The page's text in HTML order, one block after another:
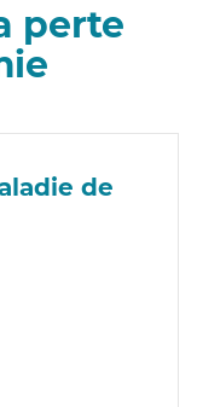
perte
de